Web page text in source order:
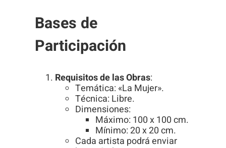
Bases de
Participación
Requisitos de las Obras:
Temática: «La Mujer».
Técnica: Libre.
Dimensiones:
Máximo: 100 x 100 cm.
Mínimo: 20 x 20 cm.
Cada artista podrá enviar
Experiencia
Para que
nuestra web
funcione lo
mejor posible
durante tu